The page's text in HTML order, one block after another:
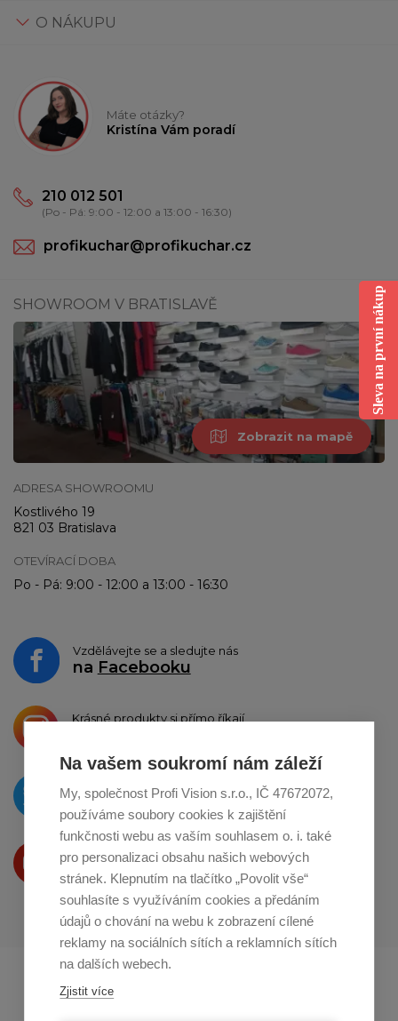
Na vašem soukromí nám záleží
My, společnost Profi Vision s.r.o., IČ 47672072,
používáme soubory cookies k zajištění
funkčnosti webu as vaším souhlasem o. i. také
pro personalizaci obsahu našich webových
stránek. Klepnutím na tlačítko „Povolit vše“
souhlasíte s využíváním cookies a předáním
údajů o chování na webu k zobrazení cílené
reklamy na sociálních sítích a reklamních sítích
na dalších webech.
Zjistit více
O NÁKUPU
Máte otázky?
Kristína Vám poradí
210 012 501
(Po - Pá: 9:00 - 12:00 a 13:00 - 16:30)
profikuchar@profikuchar.cz
SHOWROOM V BRATISLAVĚ
Zobrazit na mapě
ADRESA SHOWROOMU
Kostlivého 19
821 03 Bratislava
OTEVÍRACÍ DOBA
Po - Pá: 9:00 - 12:00 a 13:00 - 16:30
Vzdělávejte se a sledujte nás
na Facebooku
Krásné produkty si přímo říkají
O novinkách píšeme
naTwitteru
Produkty Vám představujeme
na Youtube
Profikuchar.sk
Sleva na první nákup